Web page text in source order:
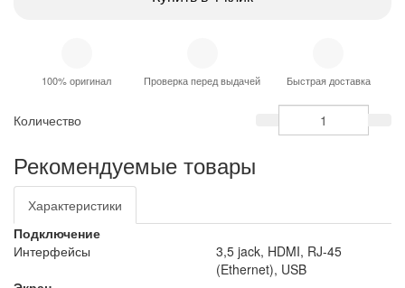
100% оригинал Проверка перед выдачей Быстрая доставка
Количество
Рекомендуемые товары
Характеристики
Подключение
Интерфейсы
3,5 jack, HDMI, RJ-45
(Ethernet), USB